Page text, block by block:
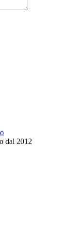
dal 2012